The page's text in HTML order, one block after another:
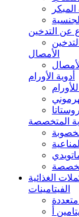
عن التدخين
الأمصال
أدوية الأورام
المتخصصة
الغذائية
الفيتامينات
أ